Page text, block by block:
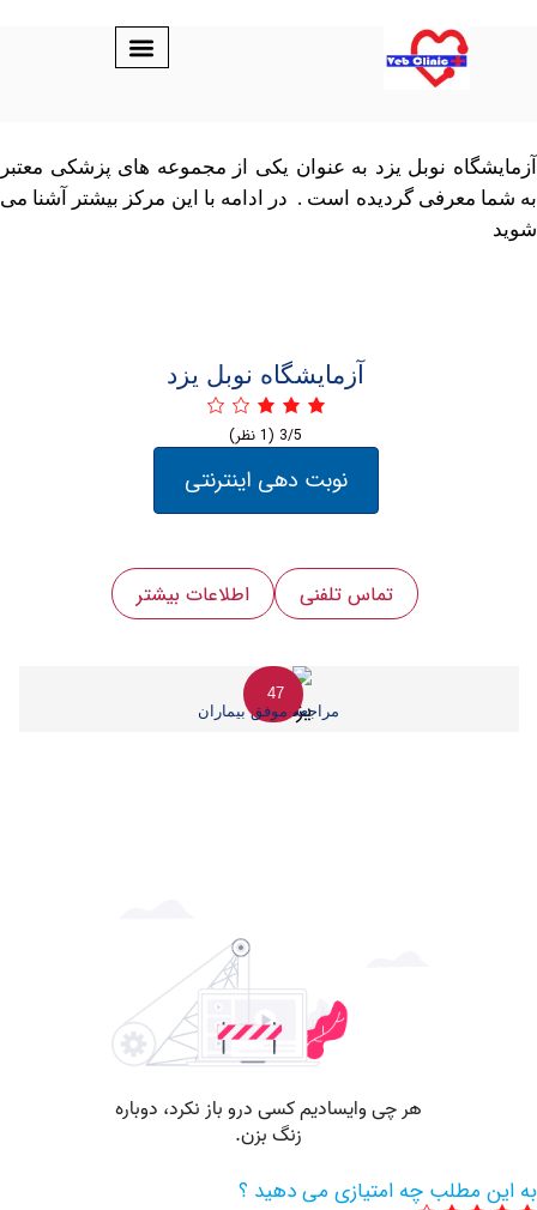
نوبل یزد به عنوان یکی از مجموعه های پزشکی معتبر
گردیده است . در ادامه با این مرکز بیشتر آشنا می
آزمایشگاه نوبل یزد
نوبت دهی اینترنتی
تماس تلفنی اطلاعات بیشتر
مراجعه موفق بیماران
چه امتیازی می دهید ؟